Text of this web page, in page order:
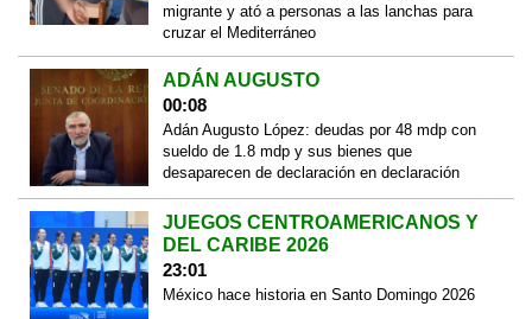
migrante y ató a personas a las lanchas para
cruzar el Mediterráneo
ADÁN AUGUSTO
00:08
Adán Augusto López: deudas por 48 mdp con
sueldo de 1.8 mdp y sus bienes que
desaparecen de declaración en declaración
JUEGOS CENTROAMERICANOS Y
DEL CARIBE 2026
23:01
México hace historia en Santo Domingo 2026